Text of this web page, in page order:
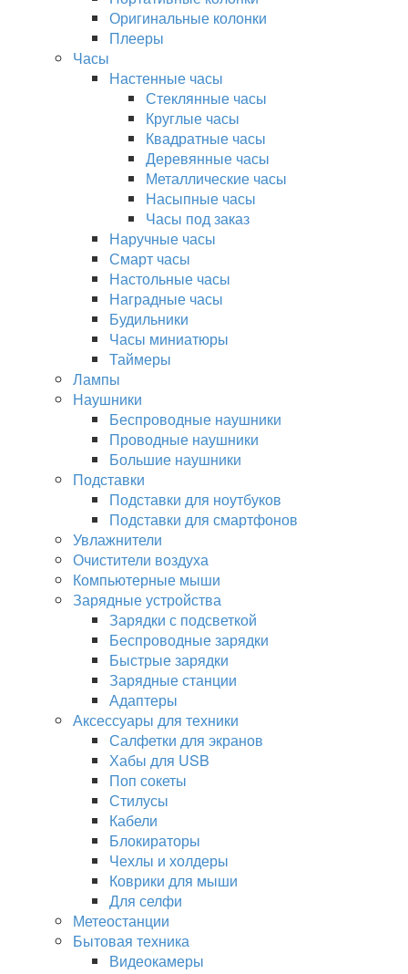
Оригинальные колонки
Плееры
Часы
Настенные часы
Стеклянные часы
Круглые часы
Квадратные часы
Деревянные часы
Металлические часы
Насыпные часы
Часы под заказ
Наручные часы
Смарт часы
Настольные часы
Наградные часы
Будильники
Часы миниатюры
Таймеры
Лампы
Наушники
Беспроводные наушники
Проводные наушники
Большие наушники
Подставки
Подставки для ноутбуков
Подставки для смартфонов
Увлажнители
Очистители воздуха
Компьютерные мыши
Зарядные устройства
Зарядки с подсветкой
Беспроводные зарядки
Быстрые зарядки
Зарядные станции
Адаптеры
Аксессуары для техники
Салфетки для экранов
Хабы для USB
Поп сокеты
Стилусы
Кабели
Блокираторы
Чехлы и холдеры
Коврики для мыши
Для селфи
Метеостанции
Бытовая техника
Видеокамеры